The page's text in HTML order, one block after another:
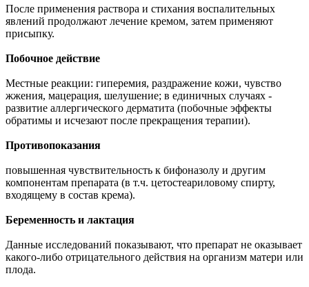
После применения раствора и стихания воспалительных
явлений продолжают лечение кремом, затем применяют
присыпку.
Побочное действие
Местные реакции: гиперемия, раздражение кожи, чувство
жжения, мацерация, шелушение; в единичных случаях -
развитие аллергического дерматита (побочные эффекты
обратимы и исчезают после прекращения терапии).
Противопоказания
повышенная чувствительность к бифоназолу и другим
компонентам препарата (в т.ч. цетостеариловому спирту,
входящему в состав крема).
Беременность и лактация
Данные исследований показывают, что препарат не оказывает
какого-либо отрицательного действия на организм матери или
плода.